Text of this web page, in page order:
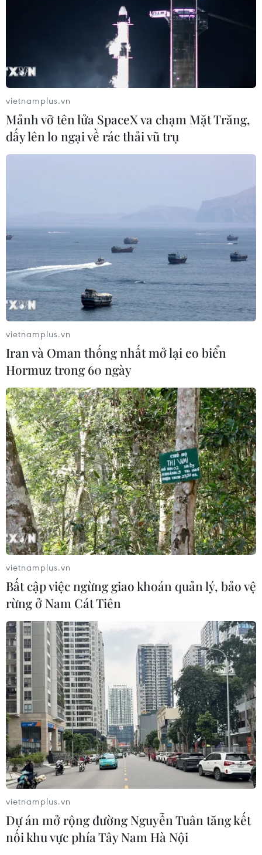
TIN CÙNG CHUYÊN MỤC
Việt Nam tiếp tục là thị trường trọng
điểm của doanh nghiệp thực phẩm
Ba Lan
06/08/2026 14:03
Lâm Đồng vào cao điểm vụ cá Nam,
ngư dân phấn khởi vươn khơi
06/08/2026 09:06
vietnamplus.vn
Mảnh vỡ tên lửa SpaceX va chạm Mặt Trăng,
dấy lên lo ngại về rác thải vũ trụ
vietnamplus.vn
Iran và Oman thống nhất mở lại eo biển
Hormuz trong 60 ngày
vietnamplus.vn
Bất cập việc ngừng giao khoán quản lý, bảo vệ
rừng ở Nam Cát Tiên
vietnamplus.vn
Dự án mở rộng đường Nguyễn Tuân tăng kết
nối khu vực phía Tây Nam Hà Nội